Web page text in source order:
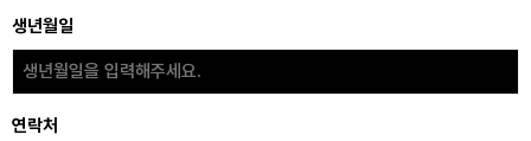
생년월일
연락처